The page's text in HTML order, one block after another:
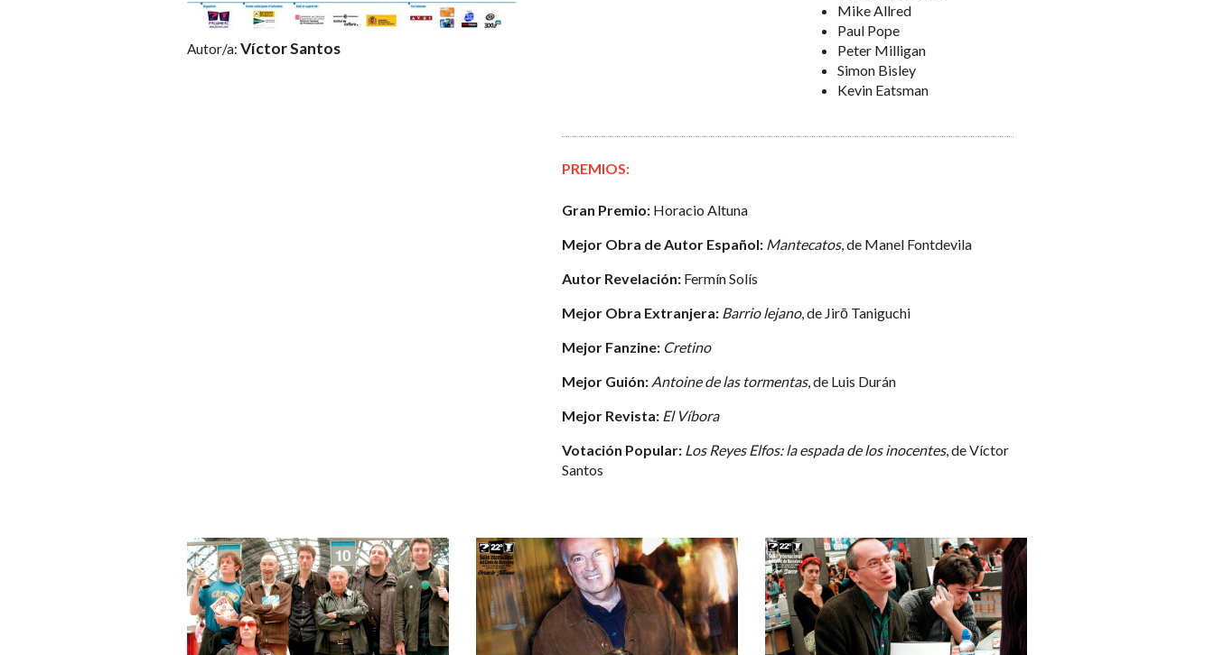
Autor/a: Víctor Santos
Mike Allred
Paul Pope
Peter Milligan
Simon Bisley
Kevin Eatsman
PREMIOS:
Gran Premio: Horacio Altuna
Mejor Obra de Autor Español: Mantecatos, de Manel Fontdevila
Autor Revelación: Fermín Solís
Mejor Obra Extranjera: Barrio lejano, de Jirō Taniguchi
Mejor Fanzine: Cretino
Mejor Guión: Antoine de las tormentas, de Luis Durán
Mejor Revista: El Víbora
Votación Popular: Los Reyes Elfos: la espada de los inocentes, de Víctor
Santos